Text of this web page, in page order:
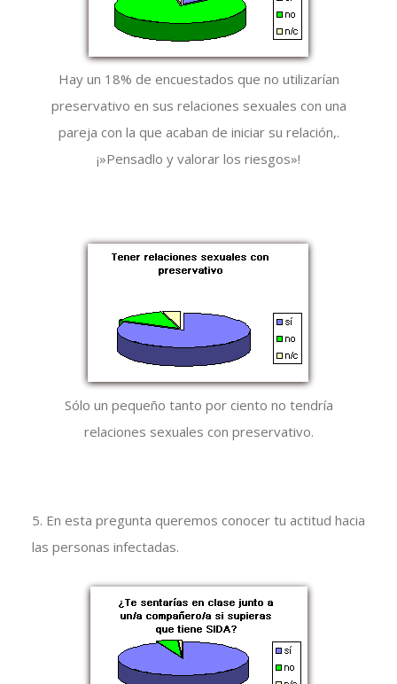
Hay un 18% de encuestados que no utilizarían
preservativo en sus relaciones sexuales con una
pareja con la que acaban de iniciar su relación,.
¡»Pensadlo y valorar los riesgos»!
Sólo un pequeño tanto por ciento no tendría
relaciones sexuales con preservativo.
5. En esta pregunta queremos conocer tu actitud hacia
las personas infectadas.